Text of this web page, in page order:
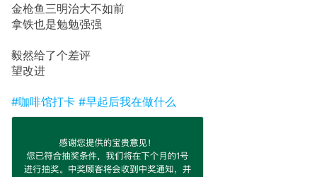
金枪鱼三明治大不如前
拿铁也是勉勉强强
毅然给了个差评
望改进
#咖啡馆打卡 #早起后我在做什么